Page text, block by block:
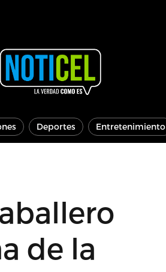
Deportes Entretenimiento
de la